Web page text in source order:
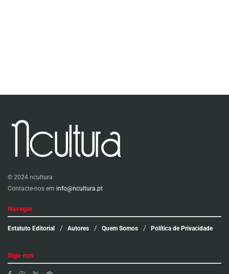
© 2024 ncultura
Contacte-nos em info@ncultura.pt
Navegar
Estatuto Editorial Autores Quem Somos Política de Privacidade
Siga-nos